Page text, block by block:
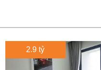
2.9 tỷ